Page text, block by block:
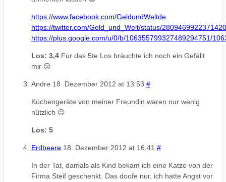
https://www.facebook.com/GeldundWeltde
https://twitter.com/Geld_und_Welt/status/
https://plus.google.com/u/0/b/106355799327489294751/
Los: 3,4 Für das 5te Los bräuchte ich noch ein Gefällt
mir 😛
Andre 18. Dezember 2012 at 13:53 #
Küchengeräte von meiner Freundin waren nur wenig
nützlich 😉
Los: 5
Erdbeere 18. Dezember 2012 at 16:41 #
In der Tat, damals als Kind bekam ich eine Katze von der
Firma Steif geschenkt. Das doofe nur, ich hatte Angst vor